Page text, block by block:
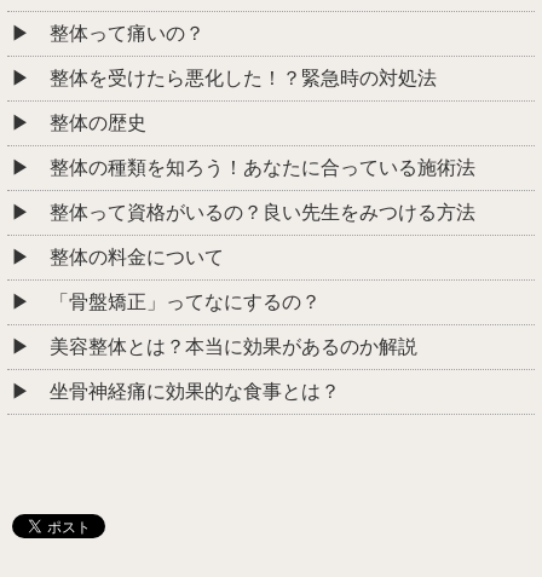
整体って痛いの？
整体を受けたら悪化した！？緊急時の対処法
整体の歴史
整体の種類を知ろう！あなたに合っている施術法
整体って資格がいるの？良い先生をみつける方法
整体の料金について
「骨盤矯正」ってなにするの？
美容整体とは？本当に効果があるのか解説
坐骨神経痛に効果的な食事とは？